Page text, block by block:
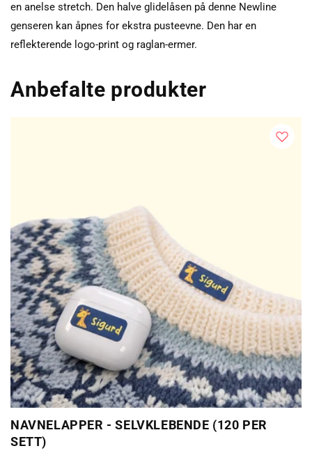
en anelse stretch. Den halve glidelåsen på denne Newline
genseren kan åpnes for ekstra pusteevne. Den har en
reflekterende logo-print og raglan-ermer.
Anbefalte produkter
NAVNELAPPER - SELVKLEBENDE (120 PER
SETT)